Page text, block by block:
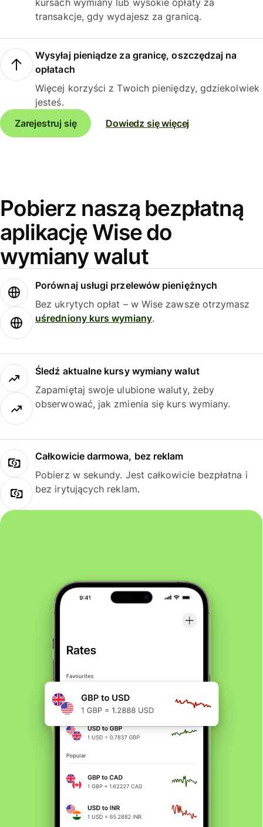
kursach wymiany lub wysokie opłaty za
transakcje, gdy wydajesz za granicą.
Wysyłaj pieniądze za granicę, oszczędzaj na
opłatach
Więcej korzyści z Twoich pieniędzy, gdziekolwiek
jesteś.
Zarejestruj się
Dowiedz się więcej
Pobierz naszą bezpłatną
aplikację Wise do
wymiany walut
Porównaj usługi przelewów pieniężnych
Bez ukrytych opłat – w Wise zawsze otrzymasz
uśredniony kurs wymiany.
Śledź aktualne kursy wymiany walut
Zapamiętaj swoje ulubione waluty, żeby
obserwować, jak zmienia się kurs wymiany.
Całkowicie darmowa, bez reklam
Pobierz w sekundy. Jest całkowicie bezpłatna i
bez irytujących reklam.